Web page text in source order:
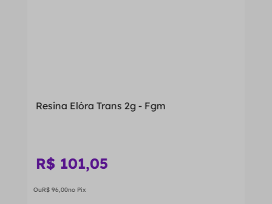
Resina Elóra Trans 2g - Fgm
R$ 101,05
OuR$ 96,00no Pix